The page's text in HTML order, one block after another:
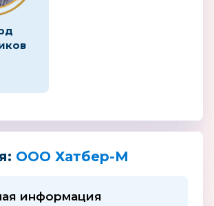
ООО Хатбер-М
информация